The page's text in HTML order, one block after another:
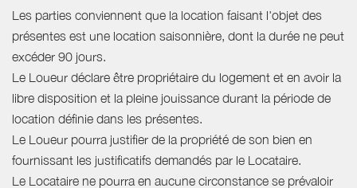
Les parties conviennent que la location faisant l'objet des
présentes est une location saisonnière, dont la durée ne peut
excéder 90 jours.
Le Loueur déclare être propriétaire du logement et en avoir la
libre disposition et la pleine jouissance durant la période de
location définie dans les présentes.
Le Loueur pourra justifier de la propriété de son bien en
fournissant les justificatifs demandés par le Locataire.
Le Locataire ne pourra en aucune circonstance se prévaloir